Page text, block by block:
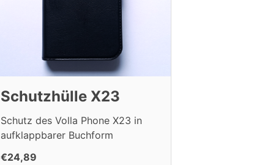
Schutzhülle X23
Schutz des Volla Phone X23 in
aufklappbarer Buchform
€24,89